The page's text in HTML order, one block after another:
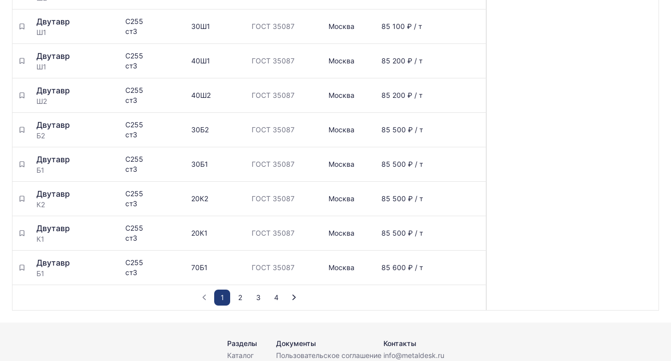
Двутавр
Ш1
С255
ст3
30Ш1 ГОСТ 35087 Москва 85 100 ₽ / т
Двутавр
Ш1
С255
ст3
40Ш1 ГОСТ 35087 Москва 85 200 ₽ / т
Двутавр
Ш2
С255
ст3
40Ш2 ГОСТ 35087 Москва 85 200 ₽ / т
Двутавр
Б2
С255
ст3
30Б2 ГОСТ 35087 Москва 85 500 ₽ / т
Двутавр
Б1
С255
ст3
30Б1 ГОСТ 35087 Москва 85 500 ₽ / т
Двутавр
К2
С255
ст3
20К2 ГОСТ 35087 Москва 85 500 ₽ / т
Двутавр
К1
С255
ст3
20К1 ГОСТ 35087 Москва 85 500 ₽ / т
Двутавр
Б1
С255
ст3
70Б1 ГОСТ 35087 Москва 85 600 ₽ / т
1 2 3 4
Разделы
Каталог
Документы
Пользовательское соглашение
Контакты
info@metaldesk.ru